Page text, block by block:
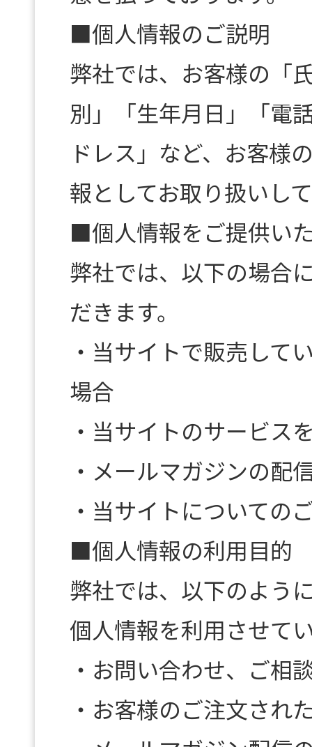
■個人情報のご説明
弊社では、お客様の「
別」「生年月日」「電
ドレス」など、お客様
報としてお取り扱いし
■個人情報をご提供い
弊社では、以下の場合
だきます。
・当サイトで販売して
場合
・当サイトのサービス
・メールマガジンの配
・当サイトについての
■個人情報の利用目的
弊社では、以下のよう
個人情報を利用させて
・お問い合わせ、ご相
・お客様のご注文され